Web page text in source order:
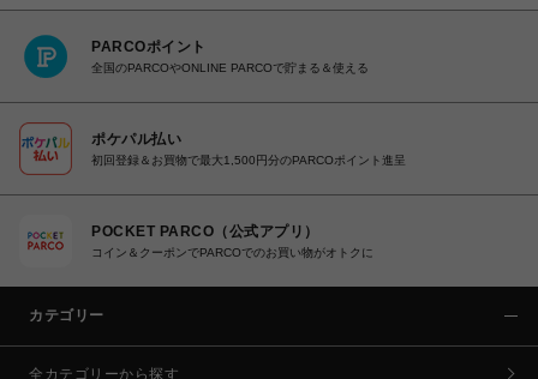
PARCOポイント
全国のPARCOやONLINE PARCOで貯まる＆使える
ポケパル払い
初回登録＆お買物で最大1,500円分のPARCOポイント進呈
POCKET PARCO（公式アプリ）
コイン＆クーポンでPARCOでのお買い物がオトクに
カテゴリー
全カテゴリーから探す